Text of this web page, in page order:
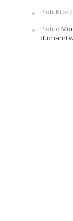
Piotr
Piotro
duchami